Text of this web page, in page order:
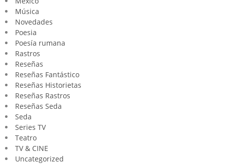
Música
Novedades
Poesia
Poesía rumana
Rastros
Reseñas
Reseñas Fantástico
Reseñas Historietas
Reseñas Rastros
Reseñas Seda
Seda
Series TV
Teatro
TV & CINE
Uncategorized